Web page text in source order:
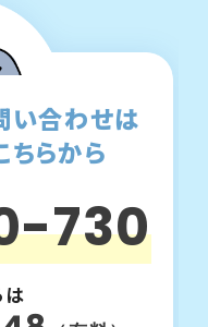
い合わせは
らから
730